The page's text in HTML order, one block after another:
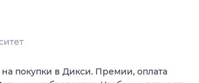
Гороскопы
покупки в Дикси. Премии, оплата